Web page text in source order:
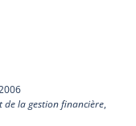
la gestion financière,